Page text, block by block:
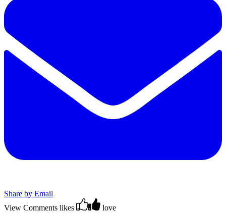
Share by Email
View Comments likes love